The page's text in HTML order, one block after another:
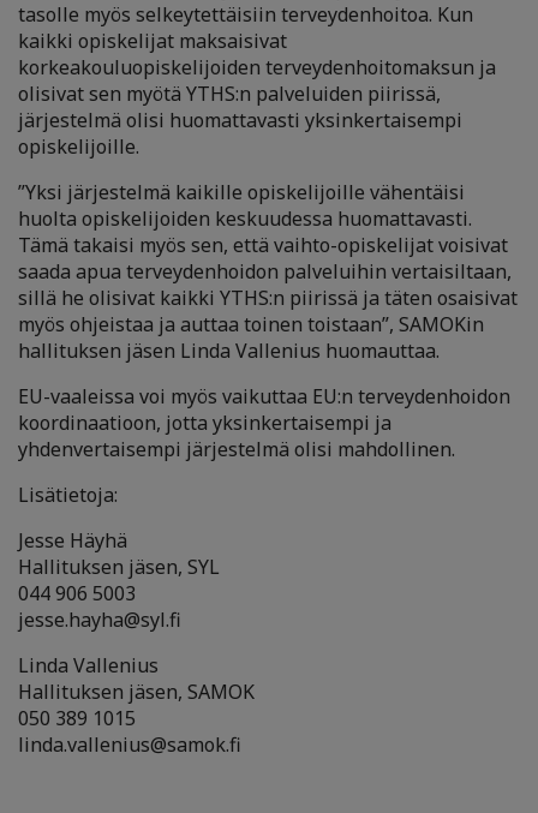
tasolle myös selkeytettäisiin terveydenhoitoa. Kun
kaikki opiskelijat maksaisivat
korkeakouluopiskelijoiden terveydenhoitomaksun ja
olisivat sen myötä YTHS:n palveluiden piirissä,
järjestelmä olisi huomattavasti yksinkertaisempi
opiskelijoille.
”Yksi järjestelmä kaikille opiskelijoille vähentäisi
huolta opiskelijoiden keskuudessa huomattavasti.
Tämä takaisi myös sen, että vaihto-opiskelijat voisivat
saada apua terveydenhoidon palveluihin vertaisiltaan,
sillä he olisivat kaikki YTHS:n piirissä ja täten osaisivat
myös ohjeistaa ja auttaa toinen toistaan”, SAMOKin
hallituksen jäsen Linda Vallenius huomauttaa.
EU-vaaleissa voi myös vaikuttaa EU:n terveydenhoidon
koordinaatioon, jotta yksinkertaisempi ja
yhdenvertaisempi järjestelmä olisi mahdollinen.
Lisätietoja:
Jesse Häyhä
Hallituksen jäsen, SYL
044 906 5003
jesse.hayha@syl.fi
Linda Vallenius
Hallituksen jäsen, SAMOK
050 389 1015
linda.vallenius@samok.fi